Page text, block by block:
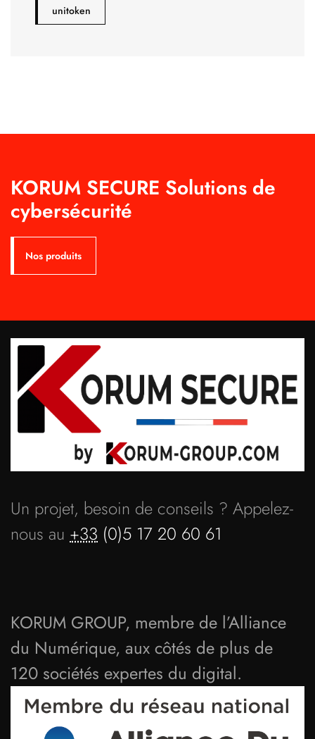
unitoken
KORUM SECURE Solutions de
cybersécurité
Nos produits
Un projet, besoin de conseils ? Appelez-
nous au +33 (0)5 17 20 60 61
KORUM GROUP, membre de l’Alliance
du Numérique, aux côtés de plus de
120 sociétés expertes du digital.